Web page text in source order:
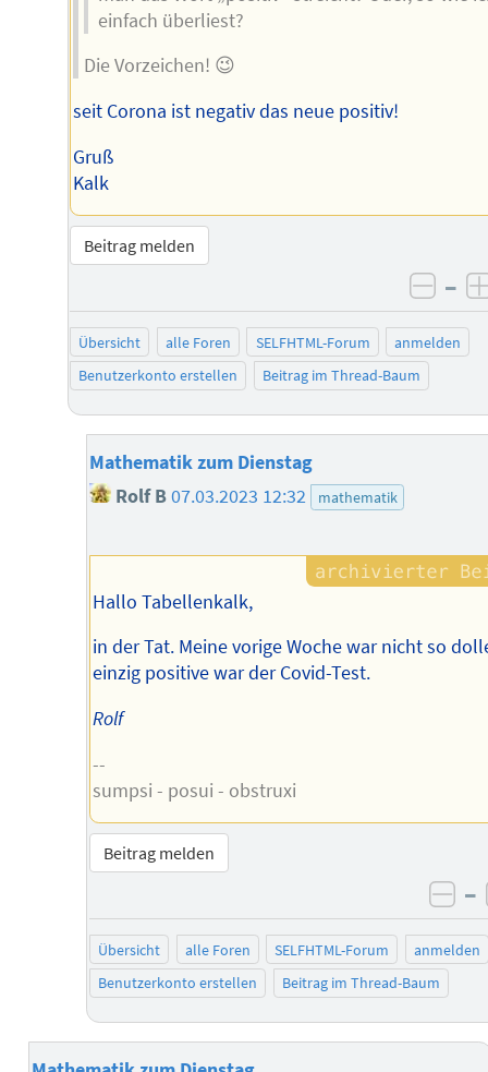
einfach überliest?
Die Vorzeichen! 😉
seit Corona ist negativ das neue positiv!
Gruß
Kalk
Beitrag melden
–
Übersicht alle Foren SELFHTML-Forum
anmelden
Benutzerkonto erstellen
Beitrag im Thread-Baum
Mathematik zum Dienstag
Rolf B07.03.2023 12:32 mathematik
Hallo Tabellenkalk,
in der Tat. Meine vorige Woche war nicht so
einzig positive war der Covid-Test.
Rolf
--
sumpsi - posui - obstruxi
Beitrag melden
–
Übersicht alle Foren SELFHTML-Forum
anmelden
Benutzerkonto erstellen
Beitrag im Thread-Baum